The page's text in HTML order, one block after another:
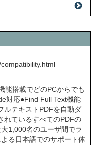
能搭載でどのPCからでも
対応●Find Full Text機能
ルテキストPDFを自動ダ
れているすべてのPDFの
1,000名のユーザ間でラ
る日本語でのサポート体